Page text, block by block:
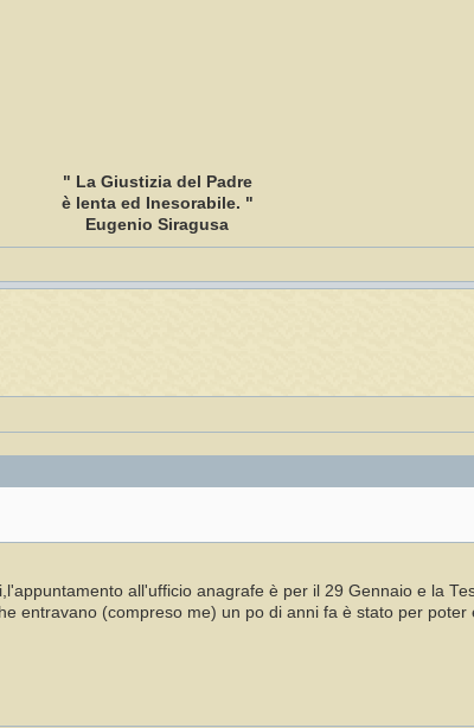
" La Giustizia del Padre
è lenta ed Inesorabile. "
Eugenio Siragusa
all'ufficio anagrafe è per il 29 Gennaio e la
entravano (compreso me) un po di anni fa è stato per